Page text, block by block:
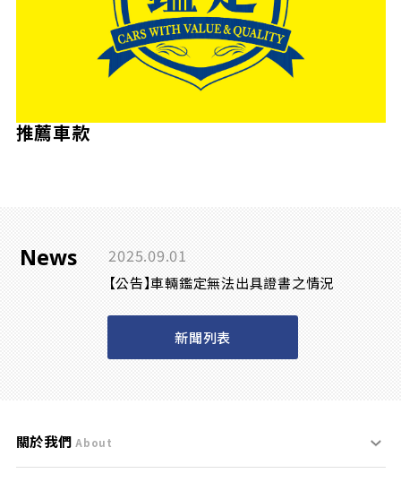
推薦車款
News 2025.09.01
【公告】車輛鑑定無法出具證書之情況
新聞列表
關於我們 About